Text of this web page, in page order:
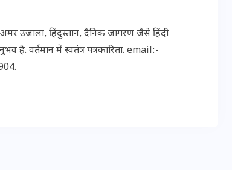
उजाला, हिंदुस्तान, दैनिक जागरण जैसे हिंदी
है. वर्तमान में स्वतंत्र पत्रकारिता. email:-